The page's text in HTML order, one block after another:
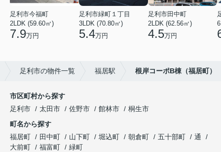
足利市今福町
2LDK (59.60㎡)
7.9万円
足利市緑町１丁目
3LDK (70.80㎡)
5.4万円
足利市田中町
2LDK (62.56㎡)
4.5万円
足利市の物件一覧 福居駅 根岸コーポB棟（福居町）
市区町村から探す
足利市
太田市 佐野市 館林市
桐生市
町名から探す
福居町
田中町 山下町 堀込町 朝倉町 五十部町
通
大前町
福富町
緑町